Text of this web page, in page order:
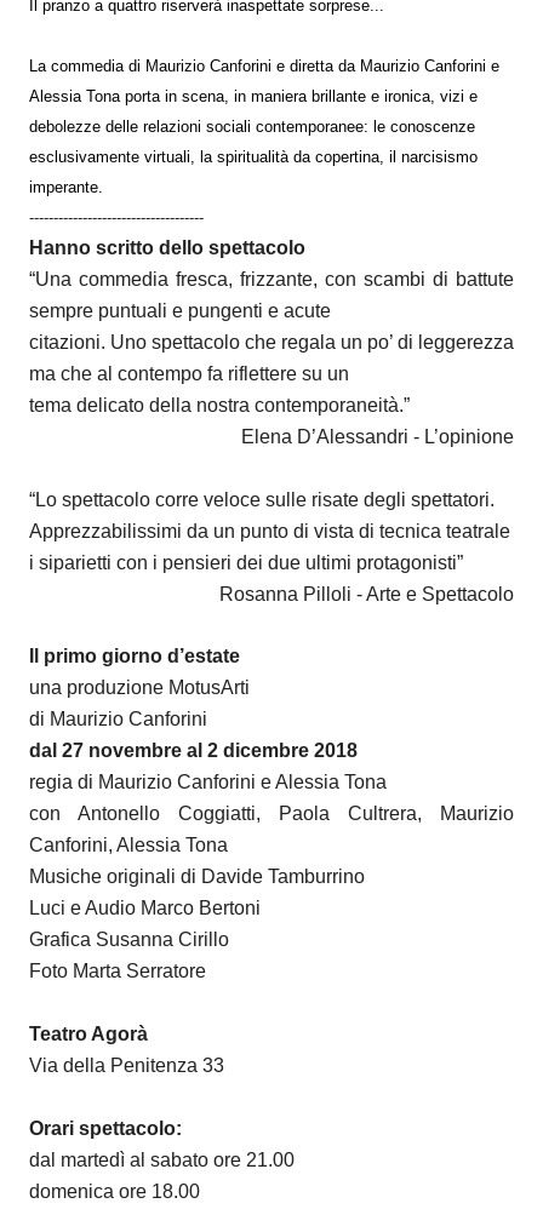
Il pranzo a quattro riserverà inaspettate sorprese...
La commedia di Maurizio Canforini e diretta da Maurizio Canforini e
Alessia Tona porta in scena, in maniera brillante e ironica, vizi e
debolezze delle relazioni sociali contemporanee: le conoscenze
esclusivamente virtuali, la spiritualità da copertina, il narcisismo
imperante.
------------------------------------
Hanno scritto dello spettacolo
“Una commedia fresca, frizzante, con scambi di battute
sempre puntuali e pungenti e acute
citazioni. Uno spettacolo che regala un po’ di leggerezza
ma che al contempo fa riflettere su un
tema delicato della nostra contemporaneità.”
Elena D’Alessandri - L’opinione
“Lo spettacolo corre veloce sulle risate degli spettatori.
Apprezzabilissimi da un punto di vista di tecnica teatrale
i siparietti con i pensieri dei due ultimi protagonisti”
Rosanna Pilloli - Arte e Spettacolo
Il primo giorno d’estate
una produzione MotusArti
di Maurizio Canforini
dal 27 novembre al 2 dicembre 2018
regia di Maurizio Canforini e Alessia Tona
con Antonello Coggiatti, Paola Cultrera, Maurizio
Canforini, Alessia Tona
Musiche originali di Davide Tamburrino
Luci e Audio Marco Bertoni
Grafica Susanna Cirillo
Foto Marta Serratore
Teatro Agorà
Via della Penitenza 33
Orari spettacolo:
dal martedì al sabato ore 21.00
domenica ore 18.00